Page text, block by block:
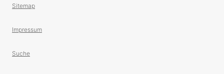
Sitemap
Impressum
Suche